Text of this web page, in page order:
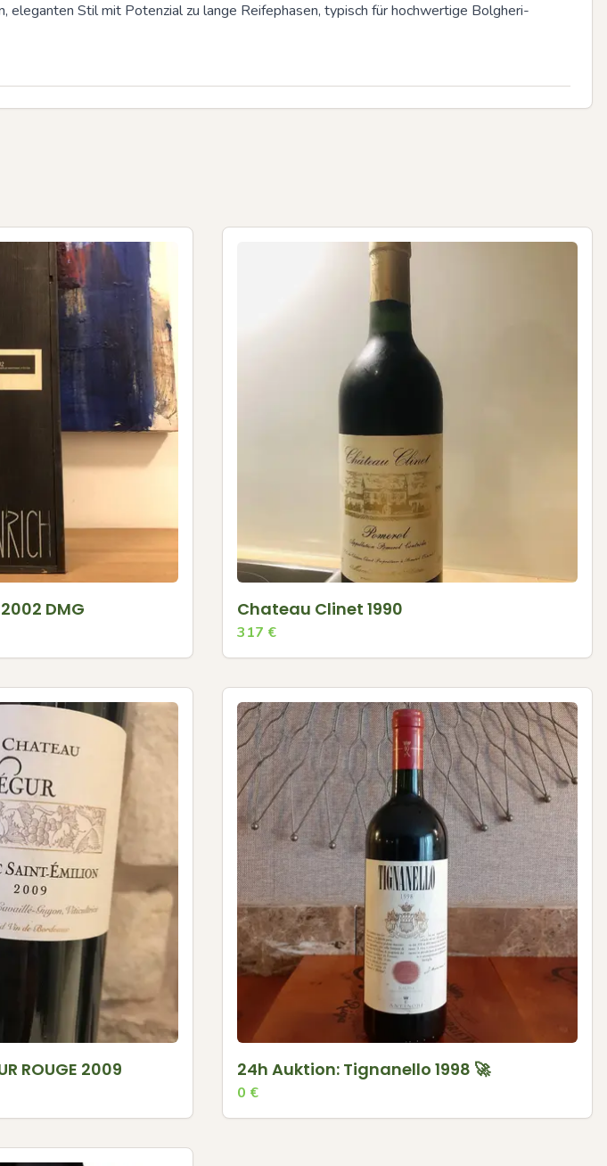
Stil mit Potenzial zu lange Reifephasen, typisch für hochwertige Bolgheri-
DMG Chateau Clinet 1990
317 €
ROUGE 2009 24h Auktion: Tignanello 1998 🚀
0 €